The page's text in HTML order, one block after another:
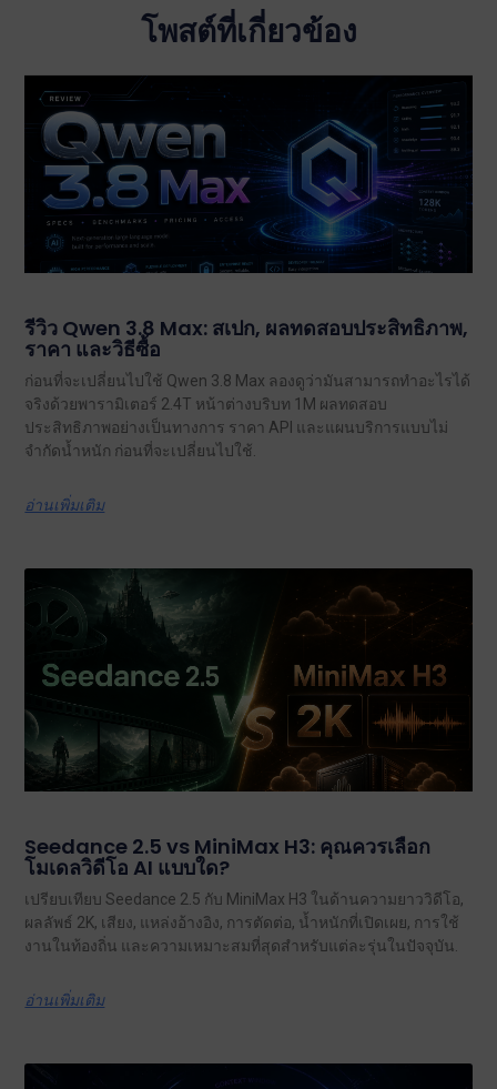
โพสต์ที่เกี่ยวข้อง
รีวิว Qwen 3.8 Max: สเปก, ผลทดสอบประสิทธิภาพ,
ราคา และวิธีซื้อ
ก่อนที่จะเปลี่ยนไปใช้ Qwen 3.8 Max ลองดูว่ามันสามารถทำอะไรได้
จริงด้วยพารามิเตอร์ 2.4T หน้าต่างบริบท 1M ผลทดสอบ
ประสิทธิภาพอย่างเป็นทางการ ราคา API และแผนบริการแบบไม่
จำกัดน้ำหนัก ก่อนที่จะเปลี่ยนไปใช้.
อ่านเพิ่มเติม
Seedance 2.5 vs MiniMax H3: คุณควรเลือก
โมเดลวิดีโอ AI แบบใด?
เปรียบเทียบ Seedance 2.5 กับ MiniMax H3 ในด้านความยาววิดีโอ,
ผลลัพธ์ 2K, เสียง, แหล่งอ้างอิง, การตัดต่อ, น้ำหนักที่เปิดเผย, การใช้
งานในท้องถิ่น และความเหมาะสมที่สุดสำหรับแต่ละรุ่นในปัจจุบัน.
อ่านเพิ่มเติม